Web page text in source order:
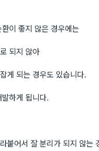
이 좋지 않은 경우에는
되지 않아
게 되는 경우도 있습니다.
하게 됩니다.
붙어서 잘 분리가 되지 않는